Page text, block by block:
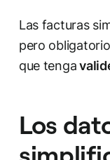
Las facturas
pero
que tenga
Los